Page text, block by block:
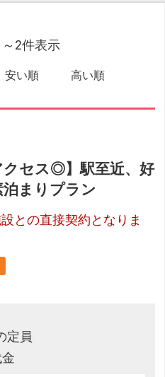
2件表示
安い順 高い順
クセス◎】駅至近、好
泊まりプラン
との直接契約となりま
定員